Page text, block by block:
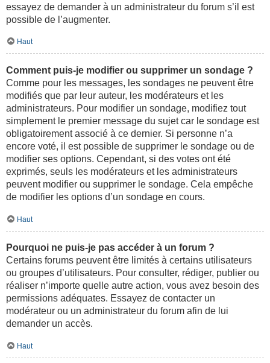
essayez de demander à un administrateur du forum s’il est
possible de l’augmenter.
Haut
Comment puis-je modifier ou supprimer un sondage ?
Comme pour les messages, les sondages ne peuvent être
modifiés que par leur auteur, les modérateurs et les
administrateurs. Pour modifier un sondage, modifiez tout
simplement le premier message du sujet car le sondage est
obligatoirement associé à ce dernier. Si personne n’a
encore voté, il est possible de supprimer le sondage ou de
modifier ses options. Cependant, si des votes ont été
exprimés, seuls les modérateurs et les administrateurs
peuvent modifier ou supprimer le sondage. Cela empêche
de modifier les options d’un sondage en cours.
Haut
Pourquoi ne puis-je pas accéder à un forum ?
Certains forums peuvent être limités à certains utilisateurs
ou groupes d’utilisateurs. Pour consulter, rédiger, publier ou
réaliser n’importe quelle autre action, vous avez besoin des
permissions adéquates. Essayez de contacter un
modérateur ou un administrateur du forum afin de lui
demander un accès.
Haut